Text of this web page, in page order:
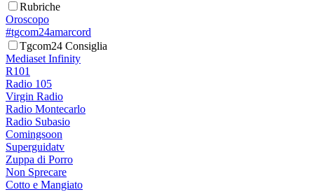
Rubriche
Oroscopo
#tgcom24amarcord
Tgcom24 Consiglia
Mediaset Infinity
R101
Radio 105
Virgin Radio
Radio Montecarlo
Radio Subasio
Comingsoon
Superguidatv
Zuppa di Porro
Non Sprecare
Cotto e Mangiato